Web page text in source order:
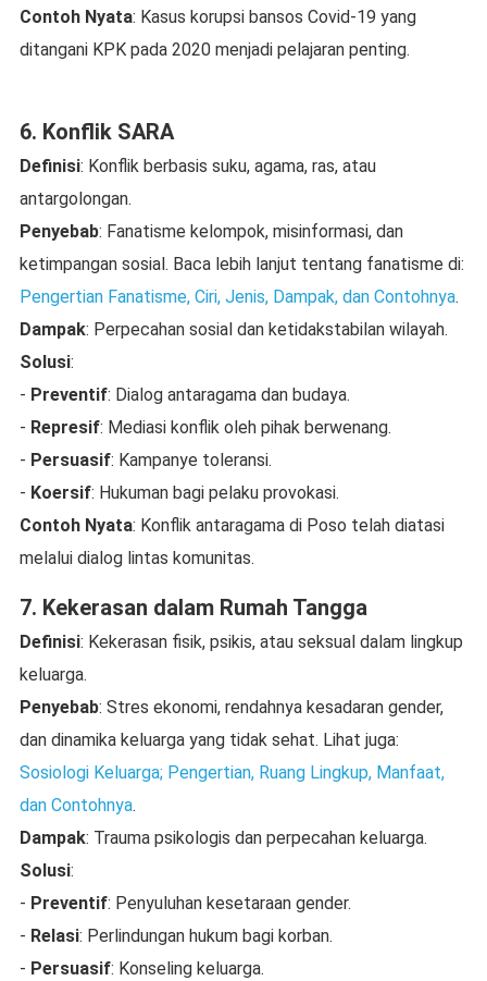
Contoh Nyata: Kasus korupsi bansos Covid-19 yang
ditangani KPK pada 2020 menjadi pelajaran penting.
6. Konflik SARA
Definisi: Konflik berbasis suku, agama, ras, atau
antargolongan.
Penyebab: Fanatisme kelompok, misinformasi, dan
ketimpangan sosial. Baca lebih lanjut tentang fanatisme di:
Pengertian Fanatisme, Ciri, Jenis, Dampak, dan Contohnya.
Dampak: Perpecahan sosial dan ketidakstabilan wilayah.
Solusi:
- Preventif: Dialog antaragama dan budaya.
- Represif: Mediasi konflik oleh pihak berwenang.
- Persuasif: Kampanye toleransi.
- Koersif: Hukuman bagi pelaku provokasi.
Contoh Nyata: Konflik antaragama di Poso telah diatasi
melalui dialog lintas komunitas.
7. Kekerasan dalam Rumah Tangga
Definisi: Kekerasan fisik, psikis, atau seksual dalam lingkup
keluarga.
Penyebab: Stres ekonomi, rendahnya kesadaran gender,
dan dinamika keluarga yang tidak sehat. Lihat juga:
Sosiologi Keluarga; Pengertian, Ruang Lingkup, Manfaat,
dan Contohnya.
Dampak: Trauma psikologis dan perpecahan keluarga.
Solusi:
- Preventif: Penyuluhan kesetaraan gender.
- Relasi: Perlindungan hukum bagi korban.
- Persuasif: Konseling keluarga.